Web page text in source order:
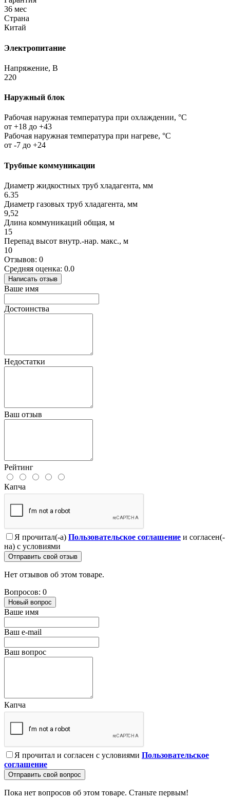
36 мес
Страна
Китай
Электропитание
Напряжение, В
220
Наружный блок
Рабочая наружная температура при охлаждении, °C
от +18 до +43
Рабочая наружная температура при нагреве, °C
от -7 до +24
Трубные коммуникации
Диаметр жидкостных труб хладагента, мм
6.35
Диаметр газовых труб хладагента, мм
9,52
Длина коммуникаций общая, м
15
Перепад высот внутр.-нар. макс., м
10
Отзывов: 0
Средняя оценка: 0.0
Написать отзыв
Ваше имя
Достоинства
Недостатки
Ваш отзыв
Рейтинг
Капча
Я прочитал(-а) Пользовательское соглашение и согласен(-
на) с условиями
Отправить свой отзыв
Нет отзывов об этом товаре.
Вопросов: 0
Новый вопрос
Ваше имя
Ваш e-mail
Ваш вопрос
Капча
Я прочитал и согласен с условиями Пользовательское
соглашение
Отправить свой вопрос
Пока нет вопросов об этом товаре. Станьте первым!